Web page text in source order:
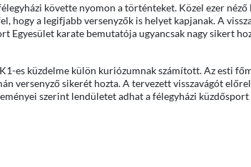
követte nyomon a történteket. Közel ezer
hogy a legifjabb versenyzők is helyet kapjanak. A
Egyesület karate bemutatója ugyancsak nagy sikert
es küzdelme külön kuriózumnak számított. Az esti
versenyző sikerét hozta. A tervezett visszavágót
szerint lendületet adhat a félegyházi küzdősport